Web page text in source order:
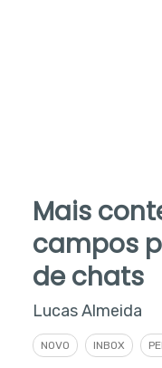
Mais
campos
de chats
Lucas Almeida
NOVO INBOX